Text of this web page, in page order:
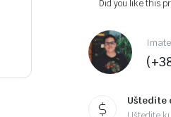
300nits
IPS
AG
144Hz
Intel
12450HX
Did you like this
Uštedite